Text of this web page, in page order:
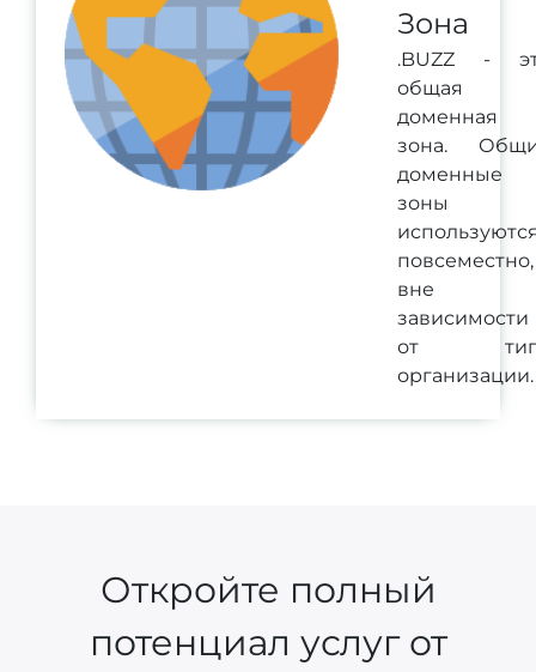
Зона
.BUZZ -
общая
доменная
зона.
доменные
зоны
повсеместно,
вне
зависимости
от
организации.
Откройте полный
потенциал услуг от